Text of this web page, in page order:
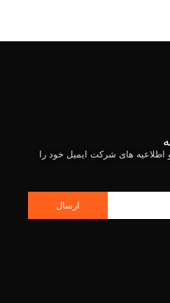
های شرکت ایمیل خود را
ارسال